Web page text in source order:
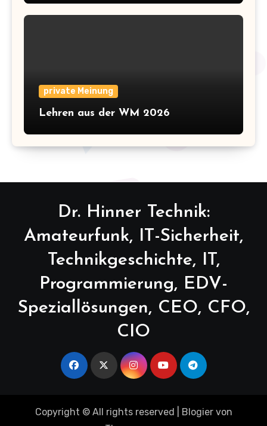
private Meinung
Lehren aus der WM 2026
Dr. Hinner Technik:
Amateurfunk, IT-Sicherheit,
Technikgeschichte, IT,
Programmierung, EDV-
Speziallösungen, CEO, CFO,
CIO
Copyright © All rights reserved Blogiervon